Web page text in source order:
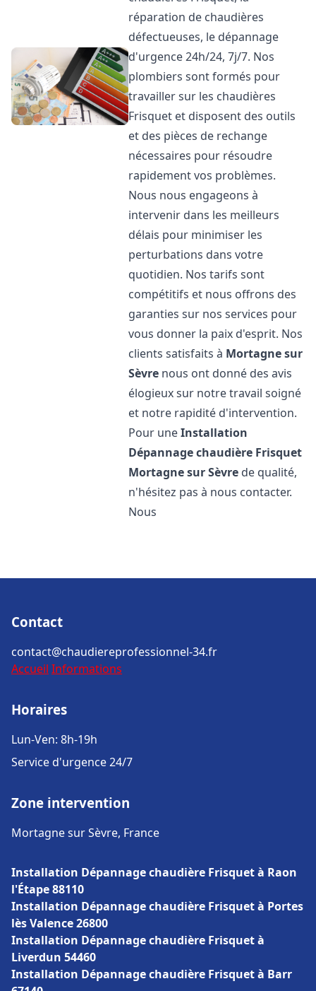
réparation de chaudières
défectueuses, le dépannage
d'urgence 24h/24, 7j/7. Nos
plombiers sont formés pour
travailler sur les chaudières
Frisquet et disposent des outils
et des pièces de rechange
nécessaires pour résoudre
rapidement vos problèmes.
Nous nous engageons à
intervenir dans les meilleurs
délais pour minimiser les
perturbations dans votre
quotidien. Nos tarifs sont
compétitifs et nous offrons des
garanties sur nos services pour
vous donner la paix d'esprit. Nos
clients satisfaits à Mortagne sur
Sèvre nous ont donné des avis
élogieux sur notre travail soigné
et notre rapidité d'intervention.
Pour uneInstallation
Dépannage chaudière Frisquet
Mortagne sur Sèvre de qualité,
n'hésitez pas à nous contacter.
Nous
Contact
contact@chaudiereprofessionnel-34.fr
Accueil Informations
Horaires
Lun-Ven: 8h-19h
Service d'urgence 24/7
Zone intervention
Mortagne sur Sèvre, France
Installation Dépannage chaudière Frisquet à Raon
l'Étape 88110
Installation Dépannage chaudière Frisquet à Portes
lès Valence 26800
Installation Dépannage chaudière Frisquet à
Liverdun 54460
Installation Dépannage chaudière Frisquet à Barr